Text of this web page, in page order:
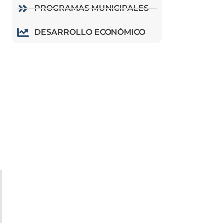
PROGRAMAS MUNICIPALES
DESARROLLO ECONÓMICO